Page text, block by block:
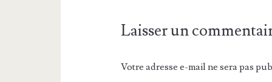
Laisser un
Votre adresse e-mail ne sera pas